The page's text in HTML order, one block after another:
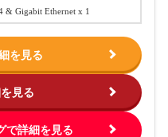
& Gigabit Ethernet x 1
を見る
見る
で詳細を見る